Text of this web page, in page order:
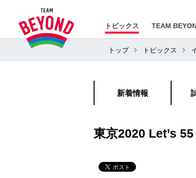
トピックス TEAM
トップ トピックス
新着情報
東京2020 Let’s